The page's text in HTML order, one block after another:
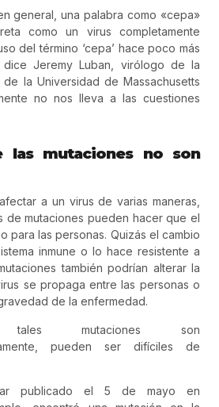
general, una palabra como «cepa»
como un virus completamente
del término ‘cepa’ hace poco más
Jeremy Luban, virólogo de la
la Universidad de Massachusetts
no nos lleva a las cuestiones
las mutaciones no son
a un virus de varias maneras,
de mutaciones pueden hacer que el
para las personas. Quizás el cambio
inmune o lo hace resistente a
también podrían alterar la
se propaga entre las personas o
de la enfermedad.
tales mutaciones son
pueden ser difíciles de
publicado el 5 de mayo en